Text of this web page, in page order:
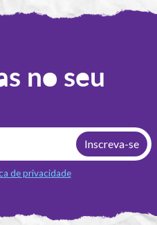
no seu
de privacidade